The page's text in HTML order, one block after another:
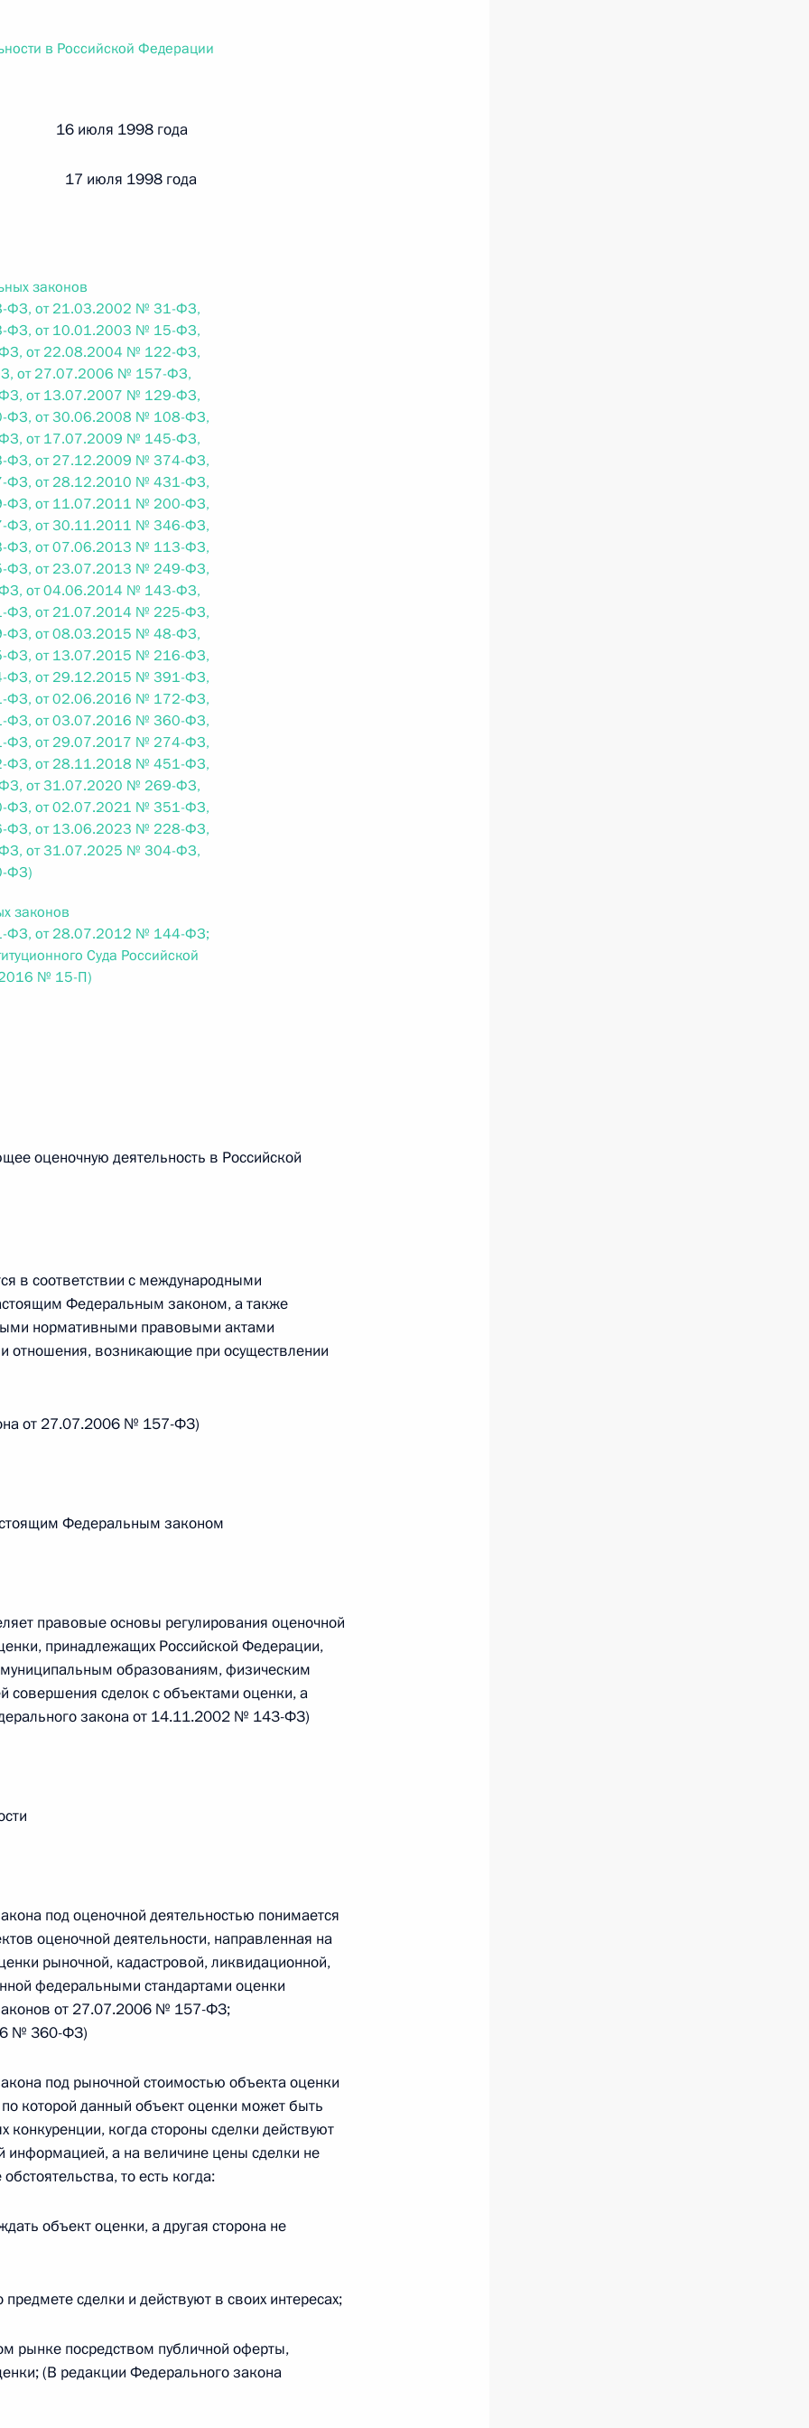
г. № 256-ФЗ
«О присяжных заседателях федеральных судов общей
г. № 263-ФЗ
закона «О государственной регистрации
г. № 242-ФЗ
первой и статью 227–1 части второй Налогового
г. № 246-ФЗ
Федерации
г. № 268-ФЗ
«О пробации в Российской Федерации»
г. № 267-ФЗ
закона «О благотворительной деятельности
закона «Об актах гражданского состояния»
13 статьи 3 Федерального закона «О внесении
состояния“
г. № 270-ФЗ
статусе представительств компетентных органов
Федерации и Киргизской Республике
измерений»
г. № 250-ФЗ
Федерации об административных правонарушениях
Федерации «О защите прав потребителей»
Российской Федерации об административных
г. № 245-ФЗ
Российской Федерации и Правительством
в Российской Федерации
16 июля 1998 года
17 июля 1998 года
законов
ФЗ, от 21.03.2002 № 31-ФЗ,
ФЗ, от 10.01.2003 № 15-ФЗ,
от 22.08.2004 № 122-ФЗ,
от 27.07.2006 № 157-ФЗ,
от 13.07.2007 № 129-ФЗ,
ФЗ, от 30.06.2008 № 108-ФЗ,
от 17.07.2009 № 145-ФЗ,
ФЗ, от 27.12.2009 № 374-ФЗ,
ФЗ, от 28.12.2010 № 431-ФЗ,
ФЗ, от 11.07.2011 № 200-ФЗ,
ФЗ, от 30.11.2011 № 346-ФЗ,
ФЗ, от 07.06.2013 № 113-ФЗ,
ФЗ, от 23.07.2013 № 249-ФЗ,
от 04.06.2014 № 143-ФЗ,
ФЗ, от 21.07.2014 № 225-ФЗ,
ФЗ, от 08.03.2015 № 48-ФЗ,
ФЗ, от 13.07.2015 № 216-ФЗ,
ФЗ, от 29.12.2015 № 391-ФЗ,
ФЗ, от 02.06.2016 № 172-ФЗ,
ФЗ, от 03.07.2016 № 360-ФЗ,
ФЗ, от 29.07.2017 № 274-ФЗ,
ФЗ, от 28.11.2018 № 451-ФЗ,
от 31.07.2020 № 269-ФЗ,
ФЗ, от 02.07.2021 № 351-ФЗ,
ФЗ, от 13.06.2023 № 228-ФЗ,
от 31.07.2025 № 304-ФЗ,
ФЗ)
законов
ФЗ, от 28.07.2012 № 144-ФЗ;
Суда Российской
№ 15-П)
оценочную деятельность в Российской
в соответствии с международными
Федеральным законом, а также
нормативными правовыми актами
отношения, возникающие при осуществлении
от 27.07.2006 № 157-ФЗ)
Федеральным законом
правовые основы регулирования оценочной
принадлежащих Российской Федерации,
образованиям, физическим
сделок с объектами оценки, а
закона от 14.11.2002 № 143-ФЗ)
под оценочной деятельностью понимается
оценочной деятельности, направленная на
рыночной, кадастровой, ликвидационной,
федеральными стандартами оценки
от 27.07.2006 № 157-ФЗ;
№ 360-ФЗ)
под рыночной стоимостью объекта оценки
которой данный объект оценки может быть
конкуренции, когда стороны сделки действуют
информацией, а на величине цены сделки не
то есть когда:
объект оценки, а другая сторона не
сделки и действуют в своих интересах;
рынке посредством публичной оферты,
(В редакции Федерального закона